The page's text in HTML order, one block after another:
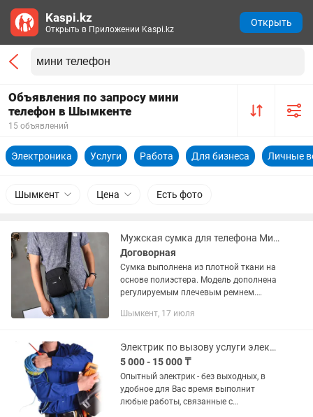
Объявления по запросу мини
телефон в Шымкенте
15 объявлений
Электроника Услуги Работа Для бизнеса Личные
Шымкент Цена Есть фото
Мужская сумка для телефона Мини-сумка через плечо
Договорная
Сумка выполнена из плотной ткани на
основе полиэстера. Модель дополнена
регулируемым плечевым ремнем.
внутри один карман без застежки, один
Шымкент, 17 июля
Электрик по вызову услуги электрика
5 000 - 15 000 ₸
Опытный электрик - без выходных, в
удобное для Вас время выполнит
любые работы, связанные с
Kaspi.kz
Открыть в Приложении Kaspi.kz
Открыть